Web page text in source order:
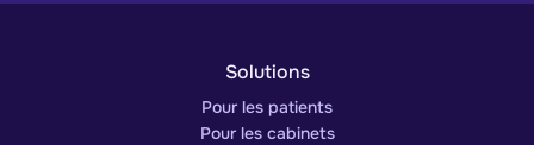
Solutions
Pour les patients
Pour les cabinets